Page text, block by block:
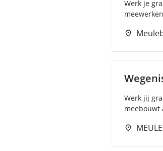
Werk je
Werk jij
meebouwt